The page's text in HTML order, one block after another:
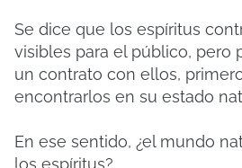
Se dice que los espíritus
visibles para el público, pero
un contrato con ellos,
encontrarlos en su estado
En ese sentido, ¿el mundo
los espíritus?